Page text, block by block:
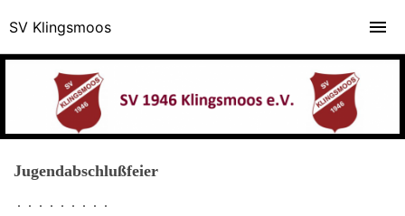
Jugendabschlußfeier
SV Klingsmoos